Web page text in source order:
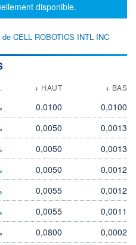
disponible.
CELL ROBOTICS INTL INC
+ HAUT + BAS
0,0100
0,0100
0,0050
0,0013
0,0050
0,0013
0,0050
0,0012
0,0055
0,0012
0,0055
0,0011
0,0800
0,0002